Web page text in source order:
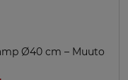
Ø40 cm – Muuto